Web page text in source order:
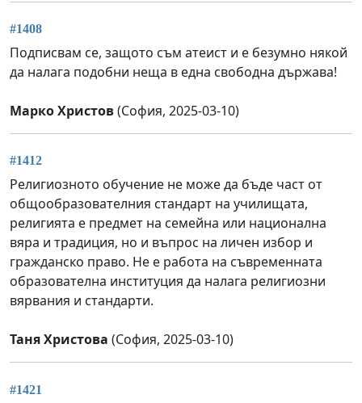
#1408
Подписвам се, защото съм атеист и е безумно някой
да налага подобни неща в една свободна държава!
Марко Христов(София, 2025-03-10)
#1412
Религиозното обучение не може да бъде част от
общообразователния стандарт на училищата,
религията е предмет на семейна или национална
вяра и традиция, но и въпрос на личен избор и
гражданско право. Не е работа на съвременната
образователна институция да налага религиозни
вярвания и стандарти.
Таня Христова (София, 2025-03-10)
#1421